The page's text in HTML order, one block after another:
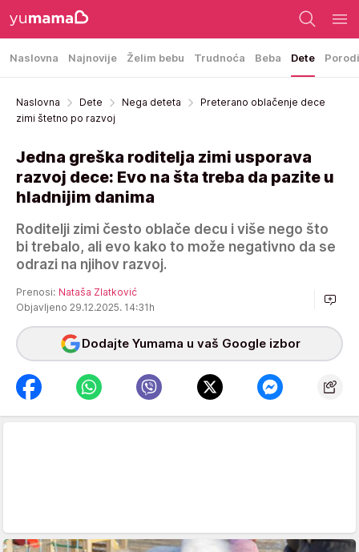
Naslovna Najnovije Želim bebu Trudnoća Beba Dete
Naslovna Dete Nega deteta
Preterano oblačenje dece
zimi štetno po razvoj
Jedna greška roditelja zimi usporava
razvoj dece: Evo na šta treba da pazite u
hladnijim danima
Roditelji zimi često oblače decu i više nego što
bi trebalo, ali evo kako to može negativno da se
odrazi na njihov razvoj.
Prenosi: Nataša Zlatković
Objavljeno 29.12.2025. 14:31h
Dodajte Yumama u vaš Google izbor